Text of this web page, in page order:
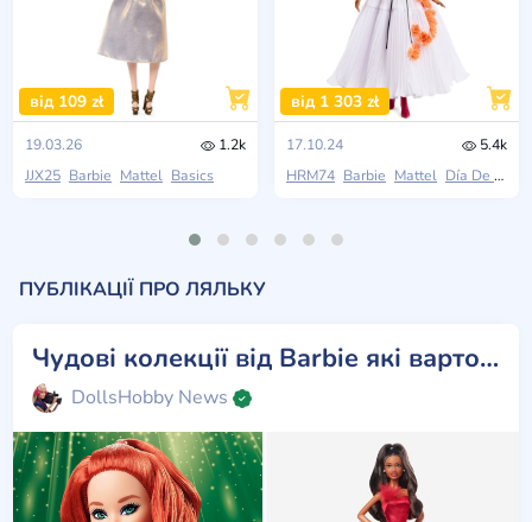
від 109 zł
19.03.26
1.2k
JJX25 Barbie Mattel Basics
від 1 303 zł
17.10.24
5.4k
HRM74 Barbie Mattel Día De Muertos
ПУБЛІКАЦІЇ ПРО ЛЯЛЬКУ
Чудові колекції від Barbie які варто зібрати!
DollsHobby News